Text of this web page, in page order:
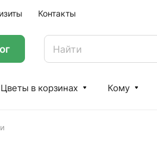
Контакты
Цветы в корзинах Кому